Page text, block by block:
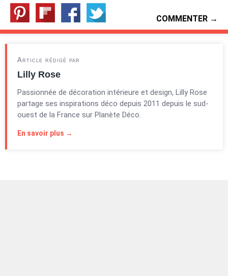
COMMENTER →
Article rédigé par
Lilly Rose
Passionnée de décoration intérieure et design, Lilly Rose
partage ses inspirations déco depuis 2011 depuis le sud-
ouest de la France sur Planète Déco.
En savoir plus →